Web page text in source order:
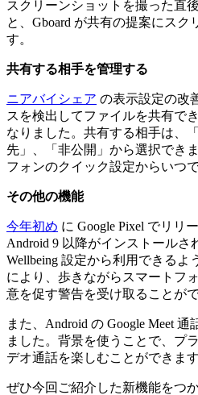
スクリーンショットを撮った直
と、Gboard が共有の提案にスク
す。
共有する相手を管理する
ニアバイシェア の表示設定の改
スを検出してファイルを共有で
なりました。共有する相手は、
先」、「非公開」から選択でき
フォンのクイック設定からいつ
その他の機能
今年初め に Google Pixel でリリ
Android 9 以降がインストールさ
Wellbeing 設定から利用できる
により、歩きながらスマートフ
意を促す警告を受け取ることがで
また、Android の Google Meet
ました。背景を使うことで、プ
デオ通話を楽しむことができま
ぜひ今回ご紹介した新機能をつ